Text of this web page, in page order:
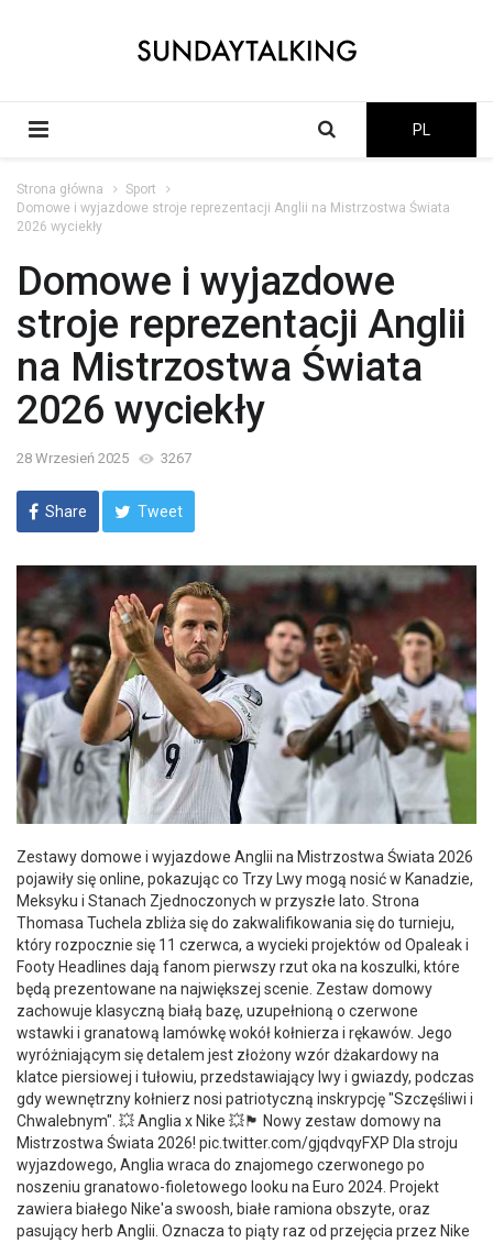
PL
Strona główna
Sport
Domowe i wyjazdowe stroje reprezentacji Anglii na Mistrzostwa Świata
2026 wyciekły
Domowe i wyjazdowe
stroje reprezentacji Anglii
na Mistrzostwa Świata
2026 wyciekły
28 Wrzesień 2025 3267
Share Tweet
Zestawy domowe i wyjazdowe Anglii na Mistrzostwa Świata 2026
pojawiły się online, pokazując co Trzy Lwy mogą nosić w Kanadzie,
Meksyku i Stanach Zjednoczonych w przyszłe lato. Strona
Thomasa Tuchela zbliża się do zakwalifikowania się do turnieju,
który rozpocznie się 11 czerwca, a wycieki projektów od Opaleak i
Footy Headlines dają fanom pierwszy rzut oka na koszulki, które
będą prezentowane na największej scenie. Zestaw domowy
zachowuje klasyczną białą bazę, uzupełnioną o czerwone
wstawki i granatową lamówkę wokół kołnierza i rękawów. Jego
wyróżniającym się detalem jest złożony wzór dżakardowy na
klatce piersiowej i tułowiu, przedstawiający lwy i gwiazdy, podczas
gdy wewnętrzny kołnierz nosi patriotyczną inskrypcję "Szczęśliwi i
Chwalebnym". 💥 Anglia x Nike 💥🏴 Nowy zestaw domowy na
Mistrzostwa Świata 2026! pic.twitter.com/gjqdvqyFXP Dla stroju
wyjazdowego, Anglia wraca do znajomego czerwonego po
noszeniu granatowo-fioletowego looku na Euro 2024. Projekt
zawiera białego Nike'a swoosh, białe ramiona obszyte, oraz
pasujący herb Anglii. Oznacza to piąty raz od przejęcia przez Nike